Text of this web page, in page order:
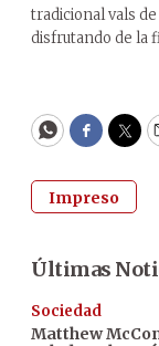
tradicional vals
disfrutando de la
WhatsApp
Impreso
Últimas
Sociedad
Matthew